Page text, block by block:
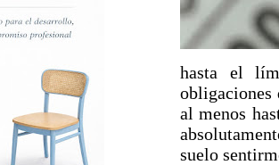
hasta el
obligaciones
al menos
suelo